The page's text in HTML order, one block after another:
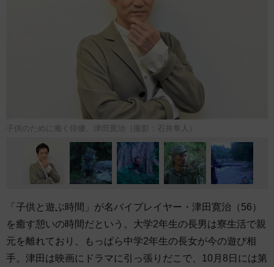
子供のために働く俳優、津田寛治（撮影：石井隼人）
「子供と遊ぶ時間」が名バイプレイヤー・津田寛治（56）
を癒す憩いの時間だという。大学2年生の長男は寮生活で親
元を離れており、もっぱら中学2年生の長女が今の遊び相
手。津田は映画にドラマに引っ張りだこで、10月8日には第